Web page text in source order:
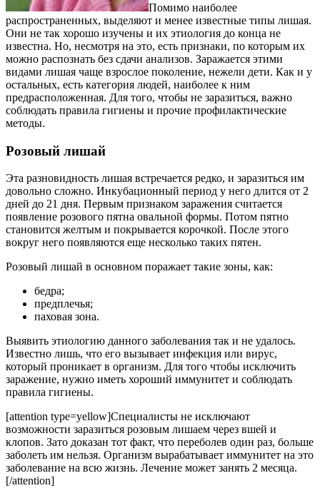
Помимо наиболее
распространенных, выделяют и менее известные типы лишая.
Они не так хорошо изучены и их этиология до конца не
известна. Но, несмотря на это, есть признаки, по которым их
можно распознать без сдачи анализов. Заражается этими
видами лишая чаще взрослое поколение, нежели дети. Как и у
остальных, есть категория людей, наиболее к ним
предрасположенная. Для того, чтобы не заразиться, важно
соблюдать правила гигиены и прочие профилактические
методы.
Розовый лишай
Эта разновидность лишая встречается редко, и заразиться им
довольно сложно. Инкубационный период у него длится от 2
дней до 21 дня. Первым признаком заражения считается
появление розового пятна овальной формы. Потом пятно
становится желтым и покрывается корочкой. После этого
вокруг него появляются еще несколько таких пятен.
Розовый лишай в основном поражает такие зоны, как:
бедра;
предплечья;
паховая зона.
Выявить этиологию данного заболевания так и не удалось.
Известно лишь, что его вызывает инфекция или вирус,
который проникает в организм. Для того чтобы исключить
заражение, нужно иметь хороший иммунитет и соблюдать
правила гигиены.
[attention type=yellow]Специалисты не исключают
возможности заразиться розовым лишаем через вшей и
клопов. Зато доказан тот факт, что переболев один раз, больше
заболеть им нельзя. Организм вырабатывает иммунитет на это
заболевание на всю жизнь. Лечение может занять 2 месяца.
[/attention]